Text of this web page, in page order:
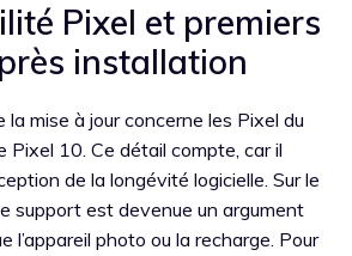
Pixel et premiers
installation
la mise à jour concerne les Pixel du
Pixel 10. Ce détail compte, car il
de la longévité logicielle. Sur le
support est devenue un argument
l’appareil photo ou la recharge. Pour